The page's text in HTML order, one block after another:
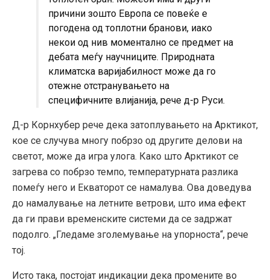
причини зошто Европа се повеќе е
погодена од топлотни бранови, иако
некои од нив моментално се предмет на
дебата меѓу научниците. Природната
климатска варијабилност може да го
отежне отстранувањето на
специфичните влијанија, рече д-р Руси.
Д-р Корнхубер рече дека затоплувањето на Арктикот,
кое се случува многу побрзо од другите делови на
светот, може да игра улога. Како што Арктикот се
загрева со побрзо темпо, температурната разлика
помеѓу него и Екваторот се намалува. Ова доведува
до намалување на летните ветрови, што има ефект
да ги прави временските системи да се задржат
подолго. „Гледаме зголемување на упорноста“, рече
тој.
Исто така, постојат индикации дека промените во